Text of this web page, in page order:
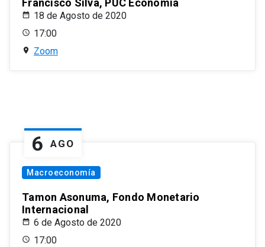
Francisco Silva, PUC Economía
18 de Agosto de 2020
17:00
Zoom
6 AGO
Macroeconomía
Tamon Asonuma, Fondo Monetario
Internacional
6 de Agosto de 2020
17:00